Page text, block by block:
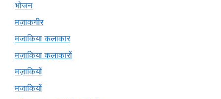
भोजन
मज़ाकगीर
मजाकिया कलाकार
मज़ाकिया कलाकारों
मज़ाकियों
मजाकियों